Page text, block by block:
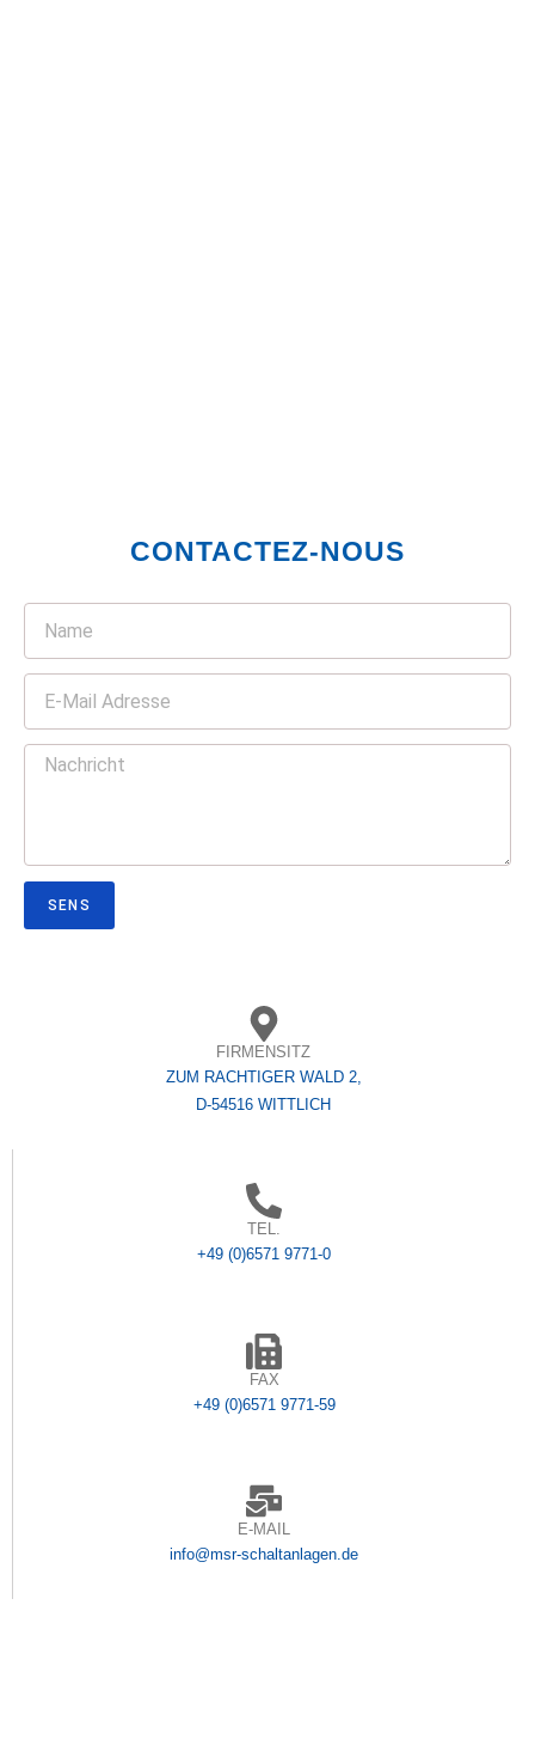
CONTACTEZ-NOUS
SENS
FIRMENSITZ
ZUM RACHTIGER WALD 2,
D-54516 WITTLICH
TEL.
+49 (0)6571 9771-0
FAX
+49 (0)6571 9771-59
E-MAIL
info@msr-schaltanlagen.de